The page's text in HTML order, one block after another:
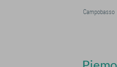
Campobasso